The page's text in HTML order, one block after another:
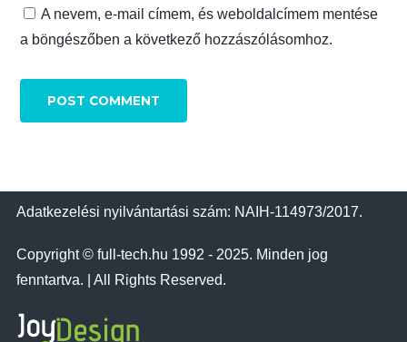
A nevem, e-mail címem, és weboldalcímem mentése
a böngészőben a következő hozzászólásomhoz.
Adatkezelési nyilvántartási szám: NAIH-114973/2017.
Copyright © full-tech.hu 1992 - 2025. Minden jog
fenntartva. | All Rights Reserved.